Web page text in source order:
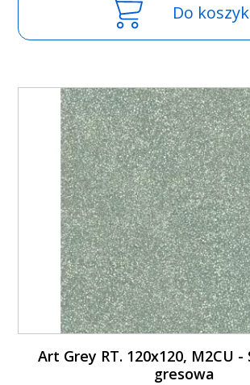
Do
Art Grey RT. 120x120, M2CU -
gresowa